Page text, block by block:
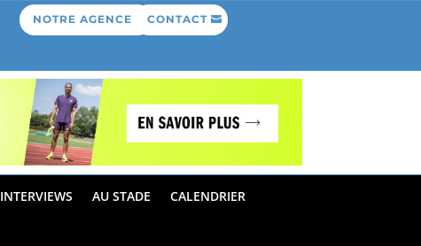
NOTRE AGENCE CONTACT
INTERVIEWS AU STADE CALENDRIER